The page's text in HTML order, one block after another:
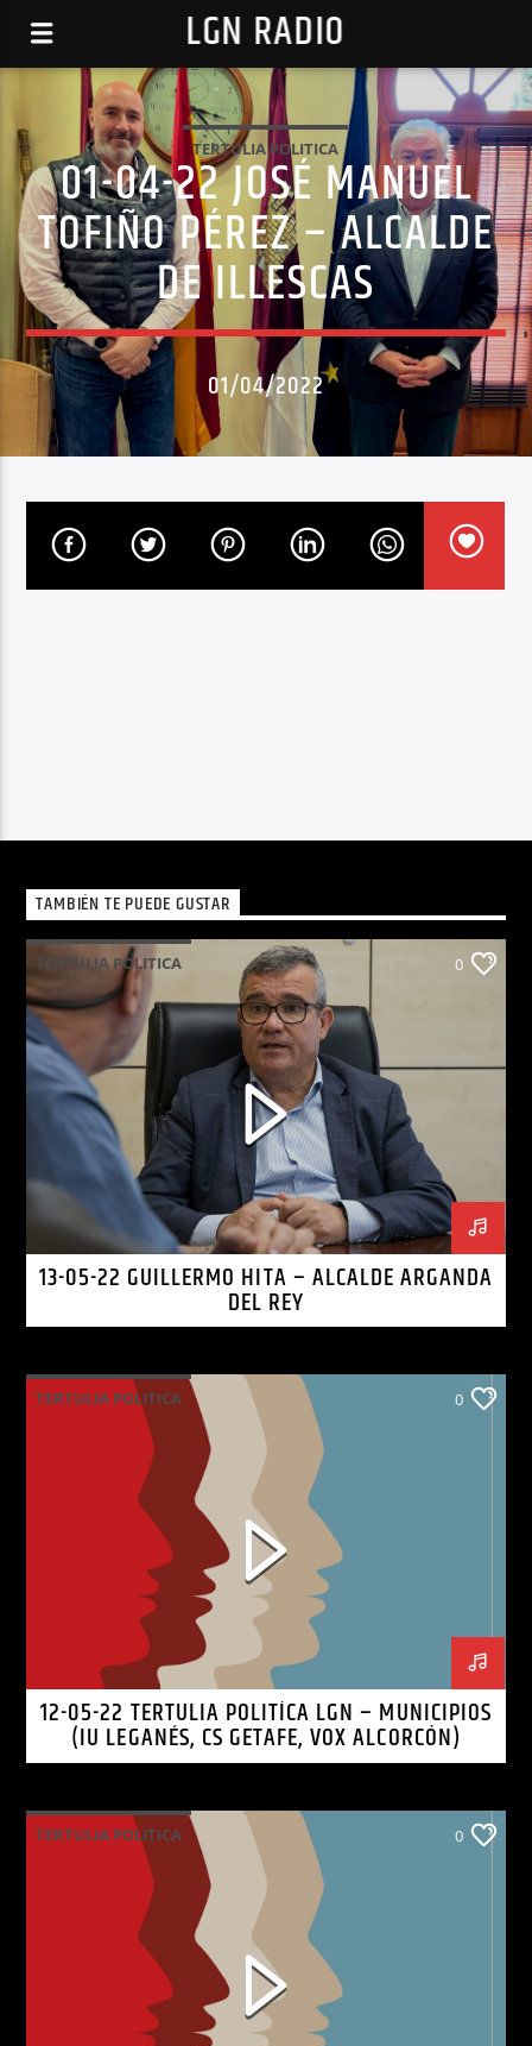
LGN RADIO
TERTULIA POLITICA
01-04-22 JOSÉ MANUEL
TOFIÑO PÉREZ – ALCALDE
DE ILLESCAS
01/04/2022
TAMBIÉN TE PUEDE GUSTAR
TERTULIA POLITICA 0
13-05-22 GUILLERMO HITA – ALCALDE ARGANDA
DEL REY
TERTULIA POLITICA 0
12-05-22 TERTULIA POLITÍCA LGN – MUNICIPIOS
(IU LEGANÉS, CS GETAFE, VOX ALCORCÓN)
TERTULIA POLITICA 0